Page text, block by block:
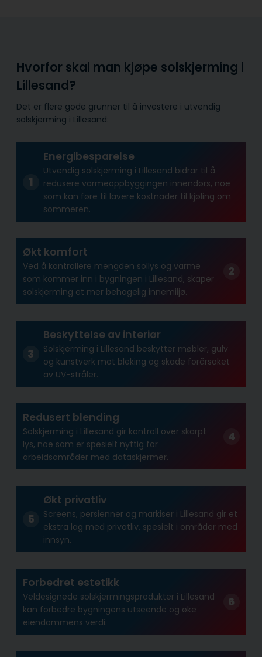
Hvorfor skal man kjøpe solskjerming i
Lillesand?
Det er flere gode grunner til å investere i utvendig
solskjerming i Lillesand:
Energibesparelse
Utvendig solskjerming i Lillesand bidrar til å
redusere varmeoppbyggingen innendørs, noe
som kan føre til lavere kostnader til kjøling om
sommeren.
Økt komfort
Ved å kontrollere mengden sollys og varme
som kommer inn i bygningen i Lillesand, skaper
solskjerming et mer behagelig innemiljø.
Beskyttelse av interiør
Solskjerming i Lillesand beskytter møbler, gulv
og kunstverk mot bleking og skade forårsaket
av UV-stråler.
Redusert blending
Solskjerming i Lillesand gir kontroll over skarpt
lys, noe som er spesielt nyttig for
arbeidsområder med dataskjermer.
Økt privatliv
Screens, persienner og markiser i Lillesand gir et
ekstra lag med privatliv, spesielt i områder med
innsyn.
Forbedret estetikk
Veldesignede solskjermingsprodukter i Lillesand
kan forbedre bygningens utseende og øke
eiendommens verdi.